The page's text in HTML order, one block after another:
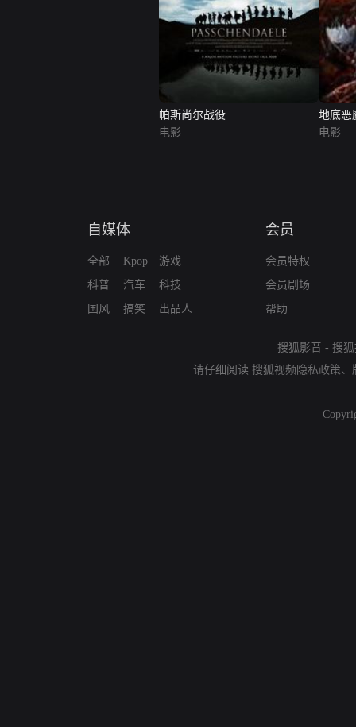
帕斯尚尔战役
电影
地底恶
电影
自媒体
全部
科普
国风
Kpop
汽车
搞笑
游戏
科技
出品人
会员
会员特权
会员剧场
帮助
搜狐影音 - 搜
请仔细阅读 搜狐视频隐私政策、